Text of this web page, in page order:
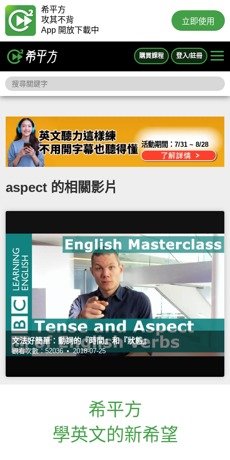
希平方
攻其不背
App 開放下載中
立即使用
購買課程 登入/註冊
活動期間：7/31 ~ 8/28
aspect 的相關影片
文法好簡單：動詞的『時間』和『狀態』
觀看次數：52036 • 2018-07-25
希平方
學英文的新希望